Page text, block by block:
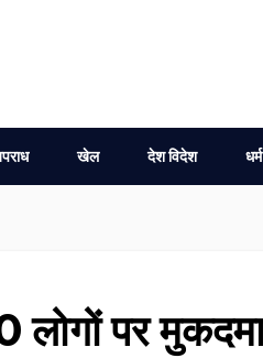
खेल देश विदेश
लोगों पर